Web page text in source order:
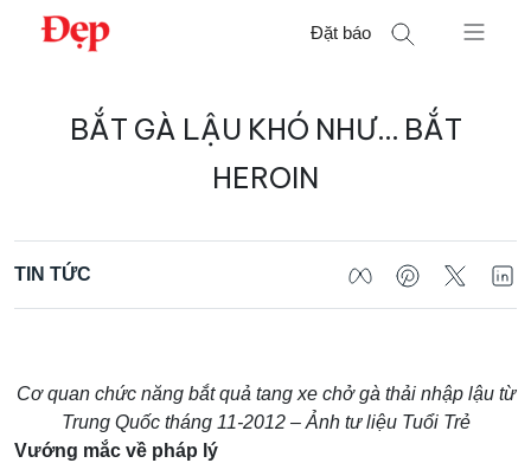
Chuyển
Đặt báo
BẮT GÀ LẬU KHÓ NHƯ… BẮT
HEROIN
TIN TỨC
Cơ quan chức năng bắt quả tang xe chở gà thải nhập lậu từ
Trung Quốc tháng 11-2012 – Ảnh tư liệu Tuổi Trẻ
Vướng mắc về pháp lý